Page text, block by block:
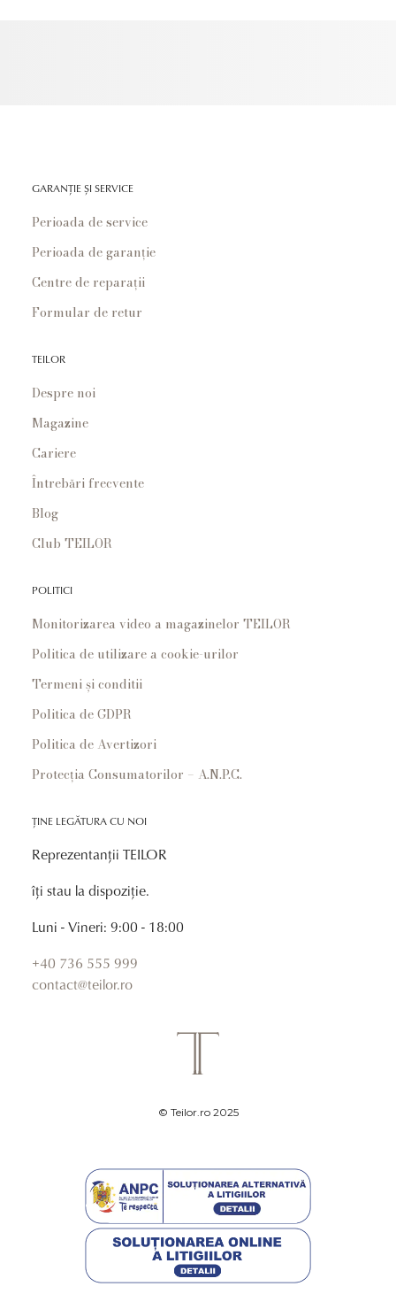
GARANȚIE ȘI SERVICE
Perioada de service
Perioada de garanție
Centre de reparații
Formular de retur
TEILOR
Despre noi
Magazine
Cariere
Întrebări frecvente
Blog
Club TEILOR
POLITICI
Monitorizarea video a magazinelor TEILOR
Politica de utilizare a cookie-urilor
Termeni și conditii
Politica de GDPR
Politica de Avertizori
Protecția Consumatorilor – A.N.P.C.
ȚINE LEGĂTURA CU NOI
Reprezentanții TEILOR
îți stau la dispoziție.
Luni - Vineri: 9:00 - 18:00
+40 736 555 999
contact@teilor.ro
© Teilor.ro 2025